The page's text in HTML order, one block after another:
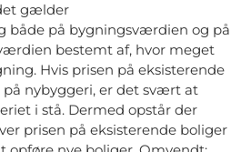
gælder
både på bygningsværdien og på
bestemt af, hvor meget
Hvis prisen på eksisterende
nybyggeri, er det svært at
i stå. Dermed opstår der
prisen på eksisterende boliger